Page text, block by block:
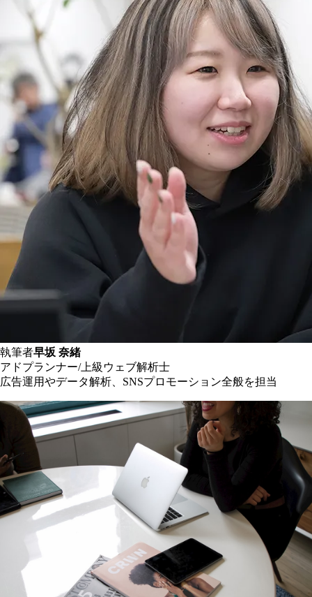
執筆者早坂 奈緒
アドプランナー/上級ウェブ解析士
広告運用やデータ解析、SNSプロモーション全般を担当